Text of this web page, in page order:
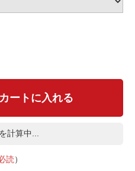
カートに入れる
計算中...
読）